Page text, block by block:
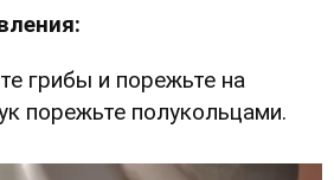
грибы и порежьте на
порежьте полукольцами.